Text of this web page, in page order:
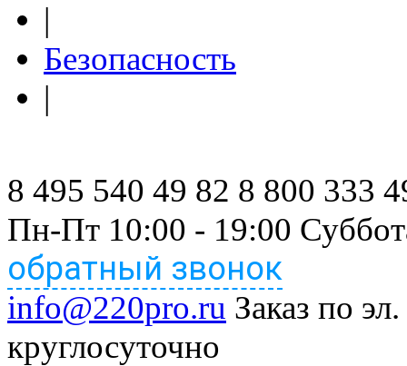
|
Безопасность
|
8 495 540 49 82 8 800 333
Пн-Пт 10:00 - 19:00
обратный звонок
info@220pro.ru Заказ по
круглосуточно